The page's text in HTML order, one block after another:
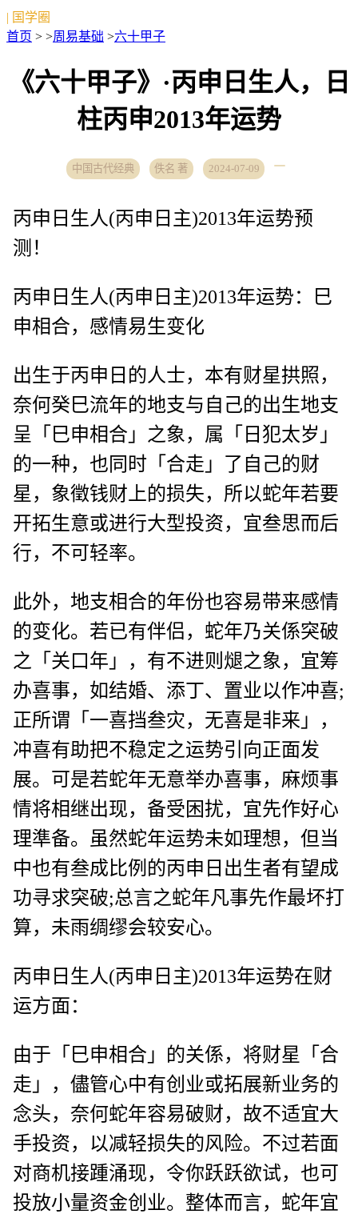
| 国学圈
首页 > >周易基础 >六十甲子
《六十甲子》·丙申日生人，日
柱丙申2013年运势
中国古代经典 佚名 著 2024-07-09
丙申日生人(丙申日主)2013年运势预
测！
丙申日生人(丙申日主)2013年运势：巳
申相合，感情易生变化
出生于丙申日的人士，本有财星拱照，
奈何癸巳流年的地支与自己的出生地支
呈「巳申相合」之象，属「日犯太岁」
的一种，也同时「合走」了自己的财
星，象徵钱财上的损失，所以蛇年若要
开拓生意或进行大型投资，宜叁思而后
行，不可轻率。
此外，地支相合的年份也容易带来感情
的变化。若已有伴侣，蛇年乃关係突破
之「关口年」，有不进则煺之象，宜筹
办喜事，如结婚、添丁、置业以作冲喜;
正所谓「一喜挡叁灾，无喜是非来」，
冲喜有助把不稳定之运势引向正面发
展。可是若蛇年无意举办喜事，麻烦事
情将相继出现，备受困扰，宜先作好心
理準备。虽然蛇年运势未如理想，但当
中也有叁成比例的丙申日出生者有望成
功寻求突破;总言之蛇年凡事先作最坏打
算，未雨绸缪会较安心。
丙申日生人(丙申日主)2013年运势在财
运方面：
由于「巳申相合」的关係，将财星「合
走」，儘管心中有创业或拓展新业务的
念头，奈何蛇年容易破财，故不适宜大
手投资，以减轻损失的风险。不过若面
对商机接踵涌现，令你跃跃欲试，也可
投放小量资金创业。整体而言，蛇年宜